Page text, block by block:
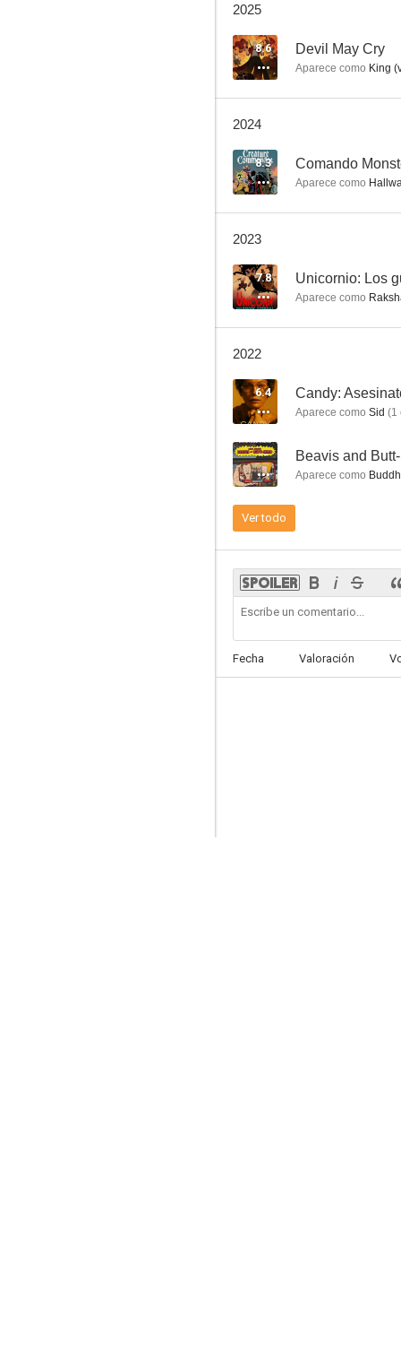
8.7
8.5
8.3
2025
8.6 Devil May Cry
Aparece como King
2024
8.3 Comando
Aparece como Hallway
2023
7.8 Unicornio: Los
Aparece como
2022
6.4 Candy:
Aparece como Sid (1
-- Beavis and
Aparece como
Ver todo
Fecha Valoración